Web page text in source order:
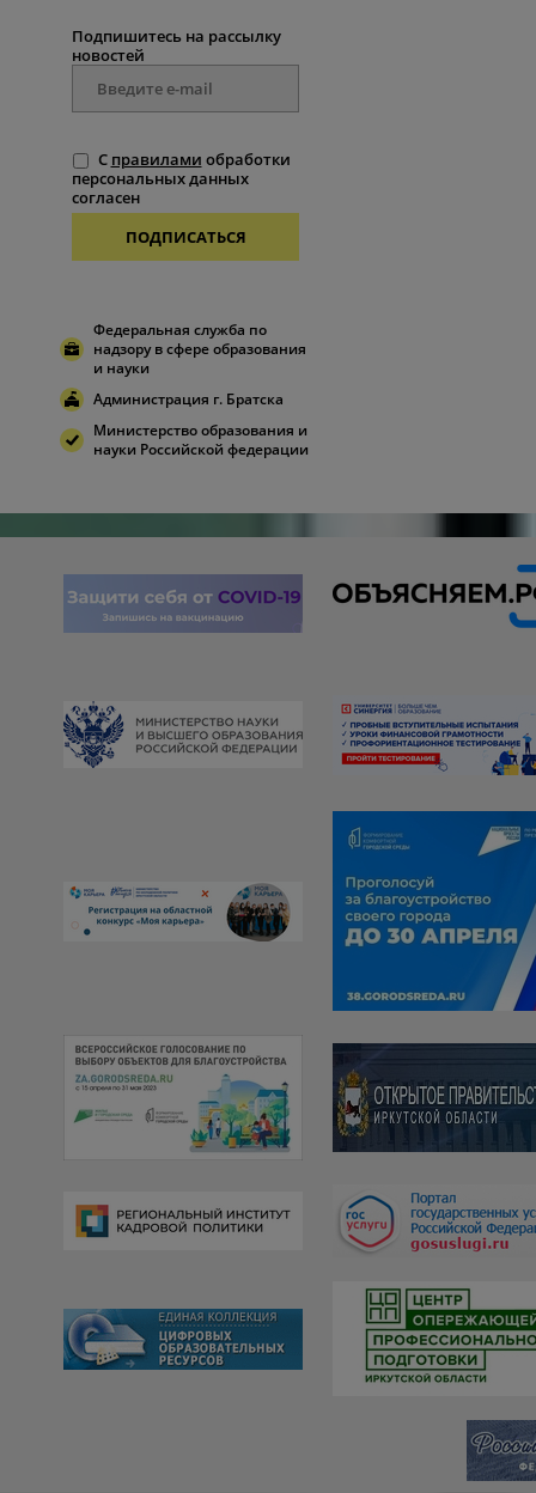
Подпишитесь на рассылку
новостей
С правилами обработки
персональных данных
согласен
ПОДПИСАТЬСЯ
Федеральная служба по
надзору в сфере образования
и науки
Администрация г. Братска
Министерство образования и
науки Российской федерации